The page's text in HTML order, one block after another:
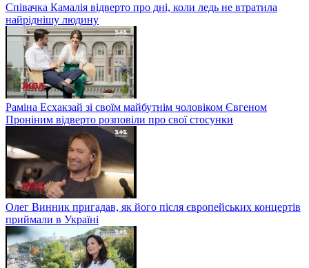
Співачка Камалія відверто про дні, коли ледь не втратила
найріднішу людину
Раміна Есхакзай зі своїм майбутнім чоловіком Євгеном
Проніним відверто розповіли про свої стосунки
Олег Винник пригадав, як його після європейських концертів
приймали в Україні